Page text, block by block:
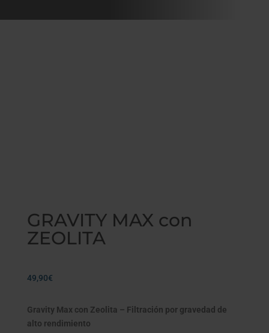
GRAVITY MAX con
ZEOLITA
49,90€
Gravity Max con Zeolita – Filtración por gravedad de
alto rendimiento